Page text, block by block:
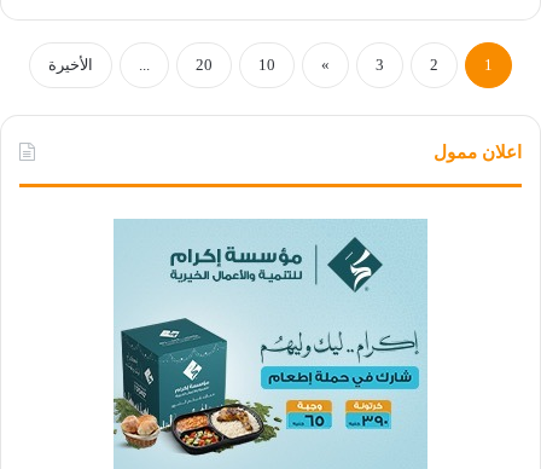
1
2
3
»
10
20
... الأخيرة
اعلان ممول